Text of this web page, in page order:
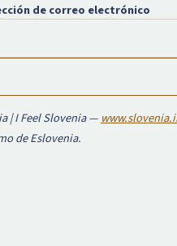
de correo electrónico
| I Feel Slovenia —
de Eslovenia.